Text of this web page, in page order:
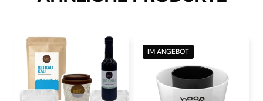
IM ANGEBOT